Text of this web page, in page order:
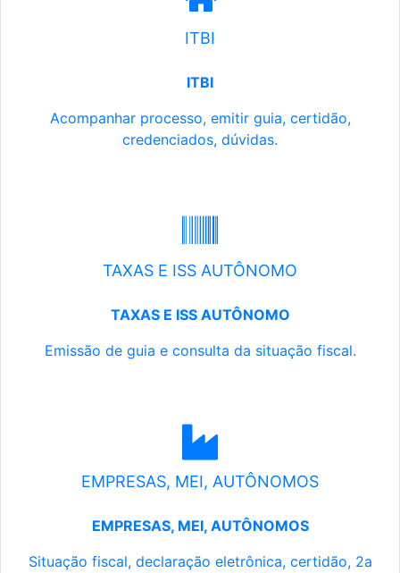
ITBI
ITBI
Acompanhar processo, emitir guia, certidão,
credenciados, dúvidas.
TAXAS E ISS AUTÔNOMO
TAXAS E ISS AUTÔNOMO
Emissão de guia e consulta da situação fiscal.
EMPRESAS, MEI, AUTÔNOMOS
EMPRESAS, MEI, AUTÔNOMOS
Situação fiscal, declaração eletrônica, certidão, 2a